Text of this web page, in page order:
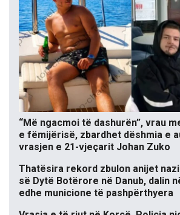
“Më ngacmoi të dashurën”, vrau
e fëmijërisë, zbardhet dëshmia e
vrasjen e 21-vjeçarit Johan Zuko
Thatësira rekord zbulon anijet
së Dytë Botërore në Danub, dalin
edhe municione të pashpërthyera